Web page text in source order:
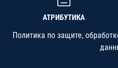
АТРИБУТИКА
Политика по защите,